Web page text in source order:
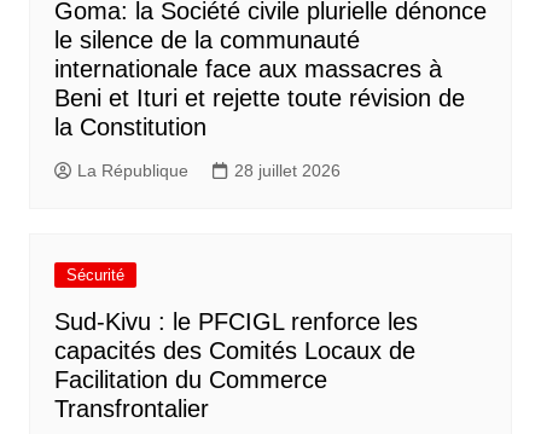
Goma: la Société civile plurielle dénonce
le silence de la communauté
internationale face aux massacres à
Beni et Ituri et rejette toute révision de
la Constitution
La République 28 juillet 2026
Sécurité
Sud-Kivu : le PFCIGL renforce les
capacités des Comités Locaux de
Facilitation du Commerce
Transfrontalier